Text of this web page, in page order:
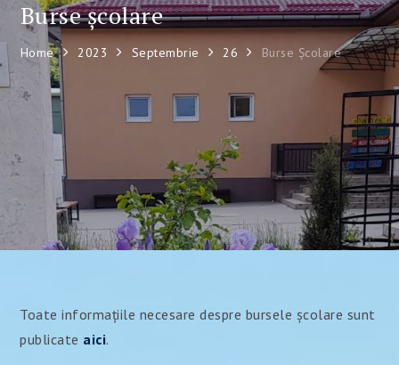
Burse școlare
Home 2023 Septembrie 26 Burse Școlare
Toate informațiile necesare despre bursele școlare sunt
publicate aici.